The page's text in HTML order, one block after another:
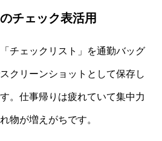
チェック表活用
チェックリスト」を通勤バッグ
クリーンショットとして保存し
。仕事帰りは疲れていて集中力
物が増えがちです。